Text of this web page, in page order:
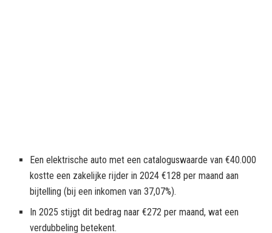
Een elektrische auto met een cataloguswaarde van €40.000
kostte een zakelijke rijder in 2024 €128 per maand aan
bijtelling (bij een inkomen van 37,07%).
In 2025 stijgt dit bedrag naar €272 per maand, wat een
verdubbeling betekent.